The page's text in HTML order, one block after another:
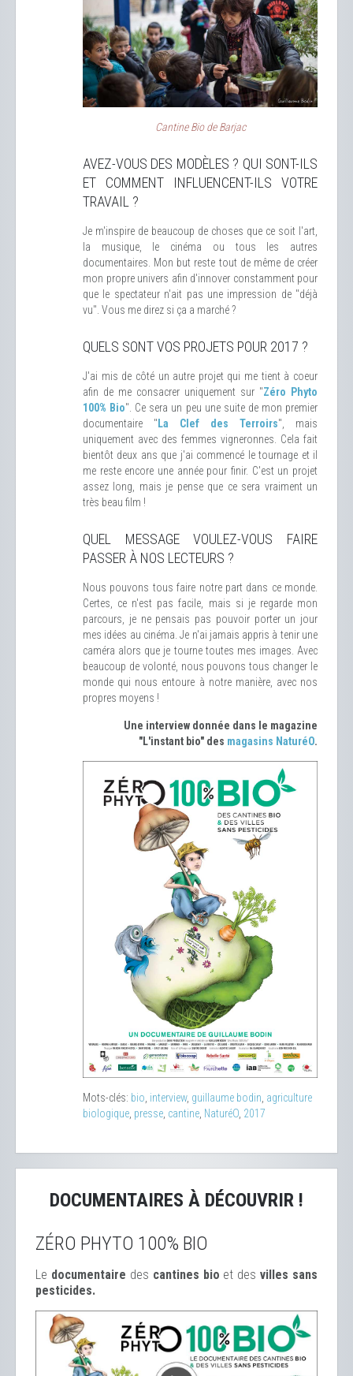
Cantine Bio de Barjac
AVEZ-VOUS DES MODÈLES ? QUI SONT-ILS
ET COMMENT INFLUENCENT-ILS VOTRE
TRAVAIL ?
Je m'inspire de beaucoup de choses que ce soit l'art,
la musique, le cinéma ou tous les autres
documentaires. Mon but reste tout de même de créer
mon propre univers afin d'innover constamment pour
que le spectateur n'ait pas une impression de "déjà
vu". Vous me direz si ça a marché ?
QUELS SONT VOS PROJETS POUR 2017 ?
J'ai mis de côté un autre projet qui me tient à coeur
afin de me consacrer uniquement sur "Zéro Phyto
100% Bio". Ce sera un peu une suite de mon premier
documentaire " La Clef des Terroirs", mais
uniquement avec des femmes vigneronnes. Cela fait
bientôt deux ans que j'ai commencé le tournage et il
me reste encore une année pour finir. C'est un projet
assez long, mais je pense que ce sera vraiment un
très beau film !
QUEL MESSAGE VOULEZ-VOUS FAIRE
PASSER À NOS LECTEURS ?
Nous pouvons tous faire notre part dans ce monde.
Certes, ce n'est pas facile, mais si je regarde mon
parcours, je ne pensais pas pouvoir porter un jour
mes idées au cinéma. Je n'ai jamais appris à tenir une
caméra alors que je tourne toutes mes images. Avec
beaucoup de volonté, nous pouvons tous changer le
monde qui nous entoure à notre manière, avec nos
propres moyens !
Une interview donnée dans le magazine
"L'instant bio" des magasins NaturéO.
Mots-clés: bio interview, guillaume bodin agriculture
biologique presse cantine NaturéO 2017
DOCUMENTAIRES À DÉCOUVRIR !
ZÉRO PHYTO 100% BIO
Le documentaire des cantines bio et desvilles sans
pesticides.